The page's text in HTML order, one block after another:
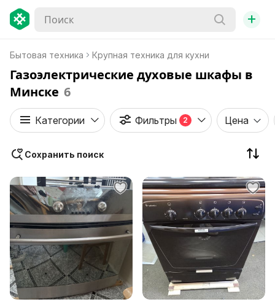
+
Бытовая техника Крупная техника для кухни
Газоэлектрические духовые шкафы в
Минске 6
Категории Фильтры 2 Цена
Сохранить поиск